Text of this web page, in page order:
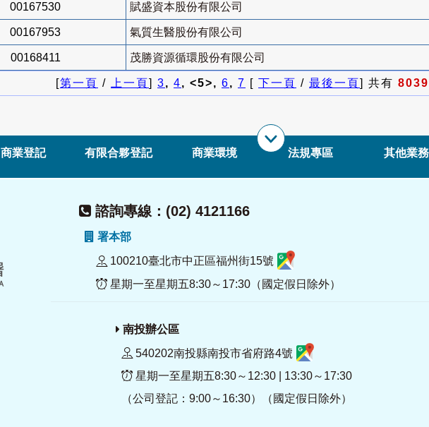
00167530 賦盛資本股份有限公司
00167953 氣質生醫股份有限公司
00168411 茂勝資源循環股份有限公司
[第一頁 / 上一頁] 3, 4, <5>, 6, 7 [ 下一頁 / 最後一頁] 共有 8039
商業登記 有限合夥登記 商業環境 法規專區 其他業務
諮詢專線：(02) 4121166
署本部
100210臺北市中正區福州街15號
星期一至星期五8:30～17:30（國定假日除外）
南投辦公區
540202南投縣南投市省府路4號
星期一至星期五8:30～12:30 | 13:30～17:30
（公司登記：9:00～16:30）（國定假日除外）